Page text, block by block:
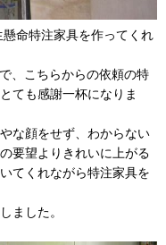
命特注家具を作ってくれ
、こちらからの依頼の特
ても感謝一杯になりま
な顔をせず、わからない
要望よりきれいに上がる
てくれながら特注家具を
ました。